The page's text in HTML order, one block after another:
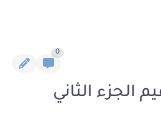
0
الجزء الثاني